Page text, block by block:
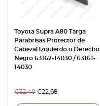
Toyota Supra A80 Targa
Parabrisas Protector de
Cabezal Izquierdo o Derecho
Negro 63162-14030 / 63161-
14030
€32,40 €22,68